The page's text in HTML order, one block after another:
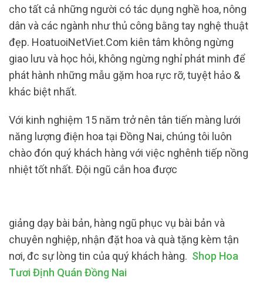
cho tất cả những người có tác dụng nghề hoa, nông
dân và các ngành như thủ công bằng tay nghệ thuật
đẹp. HoatuoiNetViet.Com kiên tâm không ngừng
giao lưu và học hỏi, không ngừng nghỉ phát minh để
phát hành những mẫu gặm hoa rực rỡ, tuyệt hảo &
khác biệt nhất.
Với kinh nghiệm 15 năm trở nên tân tiến màng lưới
năng lượng điện hoa tại Đồng Nai, chúng tôi luôn
chào đón quý khách hàng với việc nghênh tiếp nồng
nhiệt tốt nhất. Đội ngũ cắn hoa được
giảng dạy bài bản, hàng ngũ phục vụ bài bản và
chuyên nghiệp, nhận đặt hoa và quà tặng kèm tận
nơi, đc sự lòng tin của quý khách hàng. Shop Hoa
Tươi Định Quán Đồng Nai